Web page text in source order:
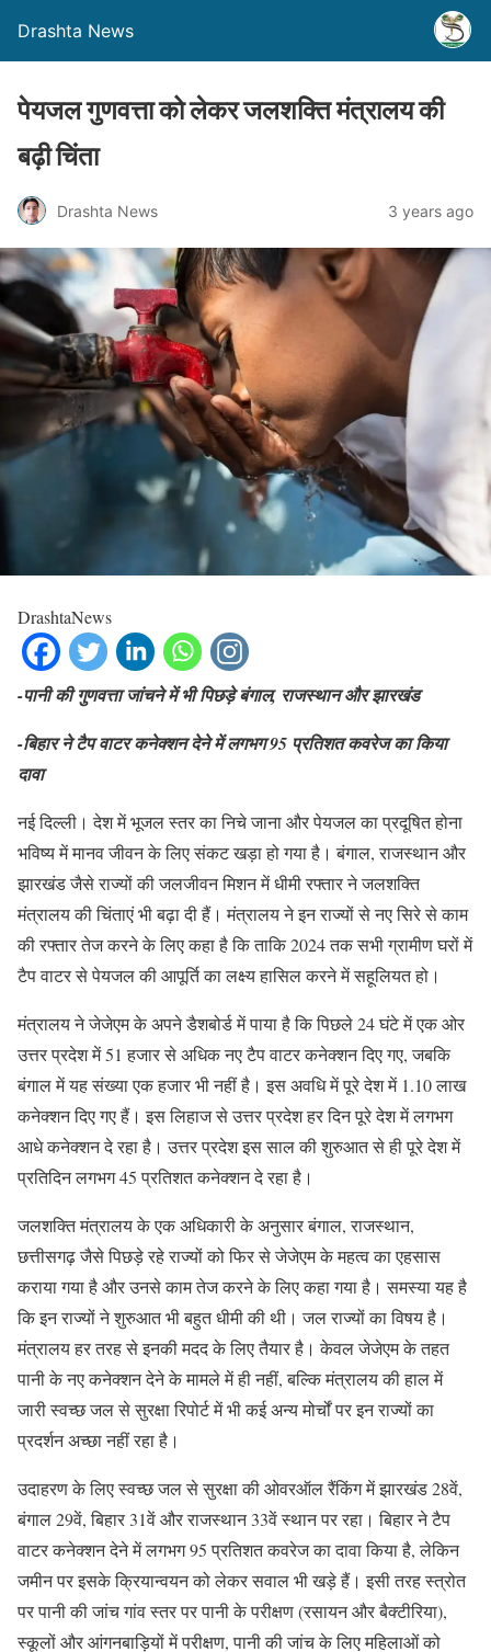
Drashta News
पेयजल गुणवत्ता को लेकर जलशक्ति मंत्रालय की
बढ़ी च‍िंता
Drashta News 3 years ago
DrashtaNews
-पानी की गुणवत्ता जांचने में भी पिछड़े बंगाल, राजस्थान और झारखंड
-बिहार ने टैप वाटर कनेक्शन देने में लगभग 95 प्रतिशत कवरेज का क‍िया
दावा
नई दिल्ली। देश में भूजल स्तर का निचे जाना और पेयजल का प्रदूषित होना
भविष्य में मानव जीवन के लिए संकट खड़ा हो गया है। बंगाल, राजस्थान और
झारखंड जैसे राज्यों की जलजीवन मिशन में धीमी रफ्तार ने जलशक्ति
मंत्रालय की च‍िंताएं भी बढ़ा दी हैं। मंत्रालय ने इन राज्यों से नए सिरे से काम
की रफ्तार तेज करने के लिए कहा है कि ताकि 2024 तक सभी ग्रामीण घरों में
टैप वाटर से पेयजल की आपूर्ति का लक्ष्य हासिल करने में सहूलियत हो।
मंत्रालय ने जेजेएम के अपने डैशबोर्ड में पाया है कि पिछले 24 घंटे में एक ओर
उत्तर प्रदेश में 51 हजार से अधिक नए टैप वाटर कनेक्शन दिए गए, जबकि
बंगाल में यह संख्या एक हजार भी नहीं है। इस अवधि में पूरे देश में 1.10 लाख
कनेक्शन दिए गए हैं। इस लिहाज से उत्तर प्रदेश हर दिन पूरे देश में लगभग
आधे कनेक्शन दे रहा है। उत्तर प्रदेश इस साल की शुरुआत से ही पूरे देश में
प्रतिदिन लगभग 45 प्रतिशत कनेक्शन दे रहा है।
जलशक्ति मंत्रालय के एक अधिकारी के अनुसार बंगाल, राजस्थान,
छत्तीसगढ़ जैसे पिछड़े रहे राज्यों को फिर से जेजेएम के महत्व का एहसास
कराया गया है और उनसे काम तेज करने के लिए कहा गया है। समस्या यह है
कि इन राज्यों ने शुरुआत भी बहुत धीमी की थी। जल राज्यों का विषय है।
मंत्रालय हर तरह से इनकी मदद के लिए तैयार है। केवल जेजेएम के तहत
पानी के नए कनेक्शन देने के मामले में ही नहीं, बल्कि मंत्रालय की हाल में
जारी स्वच्छ जल से सुरक्षा रिपोर्ट में भी कई अन्य मोर्चों पर इन राज्यों का
प्रदर्शन अच्छा नहीं रहा है।
उदाहरण के लिए स्वच्छ जल से सुरक्षा की ओवरऑल रैंक‍िंग में झारखंड 28वें,
बंगाल 29वें, बिहार 31वें और राजस्थान 33वें स्थान पर रहा। बिहार ने टैप
वाटर कनेक्शन देने में लगभग 95 प्रतिशत कवरेज का दावा किया है, लेकिन
जमीन पर इसके क्रियान्वयन को लेकर सवाल भी खड़े हैं। इसी तरह स्त्रोत
पर पानी की जांच गांव स्तर पर पानी के परीक्षण (रसायन और बैक्टीरिया),
स्कूलों और आंगनबाड़ियों में परीक्षण, पानी की जांच के लिए महिलाओं को